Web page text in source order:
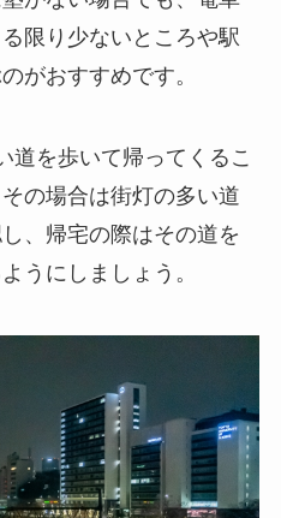
限り少ないところや駅
がおすすめです。
道を歩いて帰ってくるこ
の場合は街灯の多い道
、帰宅の際はその道を
うにしましょう。